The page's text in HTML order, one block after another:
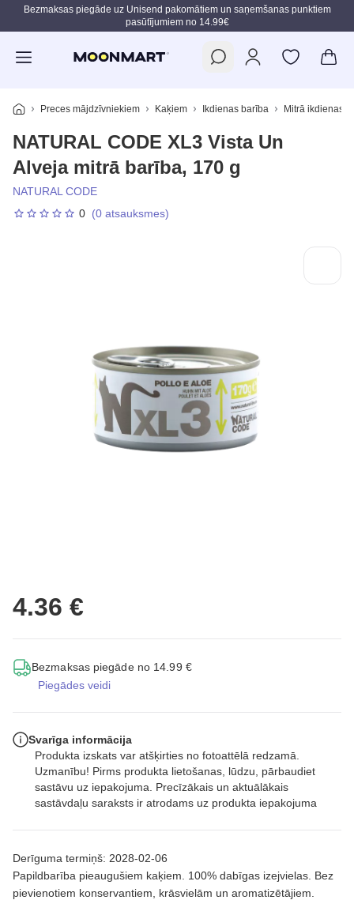
Pāriet uz galveno saturu
Bezmaksas piegāde uz Unisend pakomātiem un saņemšanas punktiem
pasūtījumiem no 14.99€
Preces mājdzīvniekiem Kaķiem Ikdienas barība Mitrā ikdienas
NATURAL CODE XL3 Vista Un
Alveja mitrā barība, 170 g
NATURAL CODE
0 (0 atsauksmes)
4.36 €
Bezmaksas piegāde no 14.99 €
Piegādes veidi
Derīguma termiņš: 2028-02-06
Papildbarība pieaugušiem kaķiem. 100% dabīgas izejvielas. Bez
pievienotiem konservantiem, krāsvielām un aromatizētājiem.
Svarīga informācija
Produkta izskats var atšķirties no fotoattēlā redzamā.
Uzmanību! Pirms produkta lietošanas, lūdzu, pārbaudiet
sastāvu uz iepakojuma. Precīzākais un aktuālākais
sastāvdaļu saraksts ir atrodams uz produkta iepakojuma